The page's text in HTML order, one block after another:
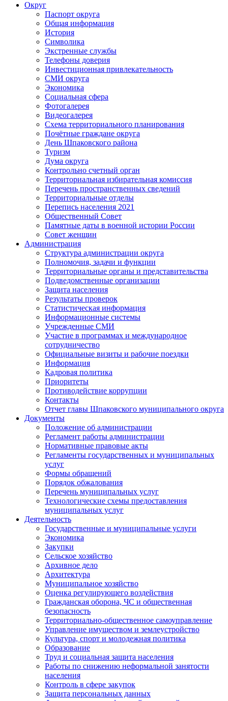
Округ
Паспорт округа
Общая информация
История
Символика
Экстренные службы
Телефоны доверия
Инвестиционная привлекательность
СМИ округа
Экономика
Социальная сфера
Фотогалерея
Видеогалерея
Схема территориального планирования
Почётные граждане округа
День Шпаковского района
Туризм
Дума округа
Контрольно счетный орган
Территориальная избирательная комиссия
Перечень пространственных сведений
Территориальные отделы
Перепись населения 2021
Общественный Совет
Памятные даты в военной истории России
Совет женщин
Администрация
Структура администрации округа
Полномочия, задачи и функции
Территориальные органы и представительства
Подведомственные организации
Защита населения
Результаты проверок
Статистическая информация
Информационные системы
Учрежденные СМИ
Участие в программах и международное
сотрудничество
Официальные визиты и рабочие поездки
Информация
Кадровая политика
Приоритеты
Противодействие коррупции
Контакты
Отчет главы Шпаковского муниципального округа
Документы
Положение об администрации
Регламент работы администрации
Нормативные правовые акты
Регламенты государственных и муниципальных
услуг
Формы обращений
Порядок обжалования
Перечень муниципальных услуг
Технологические схемы предоставления
муниципальных услуг
Деятельность
Государственные и муниципальные услуги
Экономика
Закупки
Сельское хозяйство
Архивное дело
Архитектура
Муниципальное хозяйство
Оценка регулирующего воздействия
Гражданская оборона, ЧС и общественная
безопасность
Территориально-общественное самоуправление
Управление имуществом и землеустройство
Культура, спорт и молодежная политика
Образование
Труд и социальная защита населения
Работы по снижению неформальной занятости
населения
Контроль в сфере закупок
Защита персональных данных